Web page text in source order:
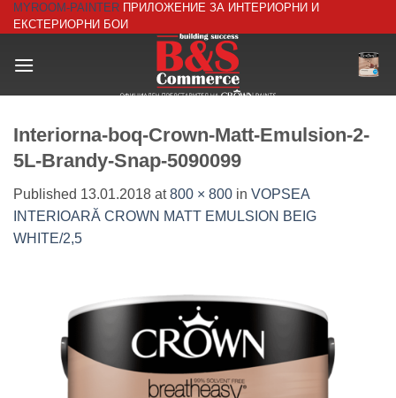
Skip
to
MYROOM-PAINTER ПРИЛОЖЕНИЕ ЗА ИНТЕРИОРНИ И
ЕКСТЕРИОРНИ БОИ
Interiorna-boq-Crown-Matt-Emulsion-2-
5L-Brandy-Snap-5090099
Published 13.01.2018 at800 × 800 in VOPSEA
INTERIOARĂ CROWN MATT EMULSION BEIG
WHITE/2,5